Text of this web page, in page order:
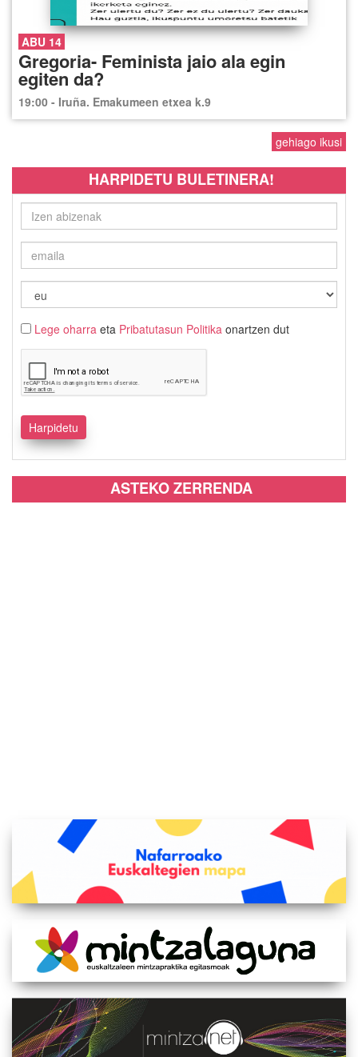
ABU 14
Gregoria- Feminista jaio ala egin
egiten da?
19:00 - Iruña. Emakumeen etxea k.9
gehiago ikusi
HARPIDETU BULETINERA!
Lege oharra eta Pribatutasun Politika onartzen dut
ASTEKO ZERRENDA